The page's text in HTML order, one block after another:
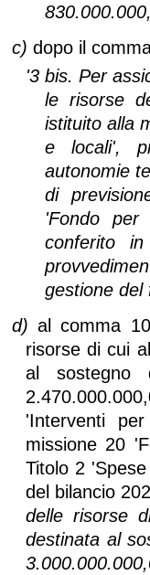
c) dopo il
'3 bis. Per
le risorse
istituito alla
e locali',
autonomie
di
'Fondo
conferito
gestione del
d) al comma
risorse di cui
al sostegno
'Interventi
missione 20
Titolo 2
del bilancio
delle risorse
destinata al